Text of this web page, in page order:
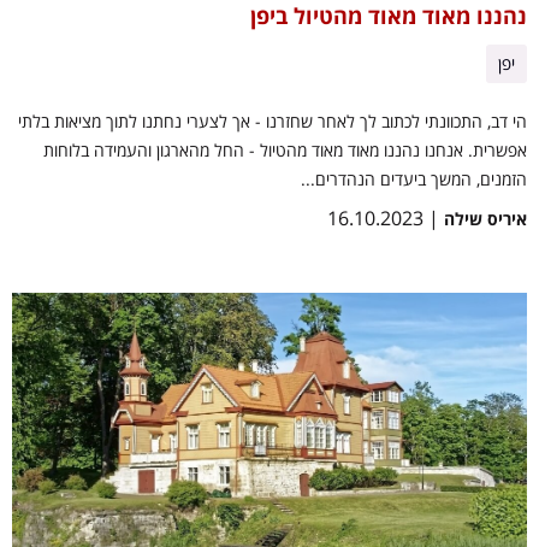
נהננו מאוד מאוד מהטיול ביפן
יפן
הי דב, התכוונתי לכתוב לך לאחר שחזרנו - אך לצערי נחתנו לתוך מציאות בלתי
אפשרית. אנחנו נהננו מאוד מאוד מהטיול - החל מהארגון והעמידה בלוחות
הזמנים, המשך ביעדים הנהדרים...
איריס שילה | 16.10.2023